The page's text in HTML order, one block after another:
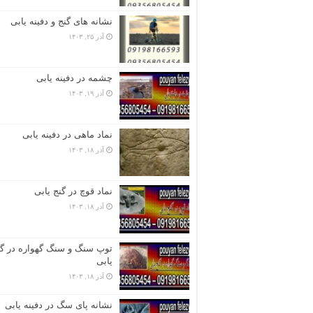
نشانه های گنج و دفینه یابی
آذر ۲۵, ۱۴۰۳
چشمه در دفینه یابی
آذر ۱۹, ۱۴۰۳
نماد ماهی در دفینه یابی
آذر ۱۸, ۱۴۰۳
نماد قوچ در گنج یابی
آذر ۱۸, ۱۴۰۳
توپ سنگ و سنگ گهواره در
یابی
آذر ۱۸, ۱۴۰۳
نشانه پای سگ در دفینه یابی